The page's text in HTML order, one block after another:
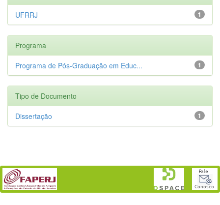
1
UFRRJ
Programa
1
Programa de Pós-Graduação em Educ...
Tipo de Documento
1
Dissertação